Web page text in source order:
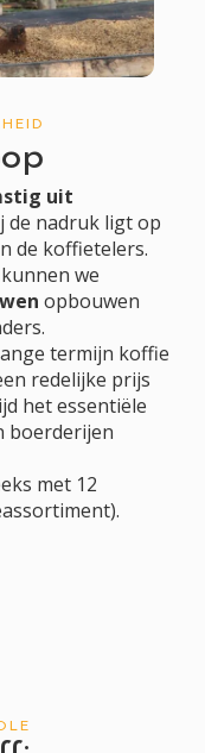
uit
de nadruk ligt op
de koffietelers.
we
opbouwen
termijn koffie
redelijke prijs
het essentiële
boerderijen
met 12